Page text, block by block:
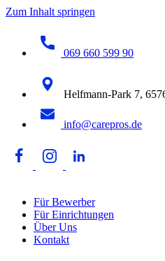
Zum Inhalt springen
069 660 599 90
Helfmann-Park 7,
info@carepros.de
Für Bewerber
Für Einrichtungen
Über Uns
Kontakt